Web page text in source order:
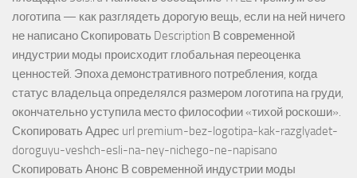
логотипа — как разглядеть дорогую вещь, если на ней ничего
не написано Скопировать Description В современной
индустрии моды происходит глобальная переоценка
ценностей. Эпоха демонстративного потребления, когда
статус владельца определялся размером логотипа на груди,
окончательно уступила место философии «тихой роскоши».
Скопировать Адрес url premium-bez-logotipa-kak-razglyadet-
doroguyu-veshch-esli-na-ney-nichego-ne-napisano
Скопировать Анонс В современной индустрии моды